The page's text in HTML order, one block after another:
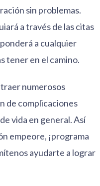
sin problemas.
a través de las citas
a cualquier
tener en el camino.
numerosos
de complicaciones
vida en general. Así
empeore, ¡programa
ayudarte a lograr